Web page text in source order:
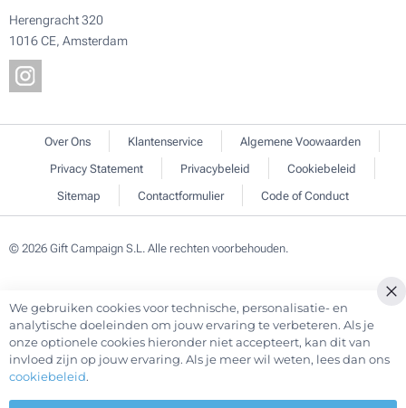
Herengracht 320
1016 CE, Amsterdam
Over Ons Klantenservice
Algemene Voowaarden
Privacy Statement
Privacybeleid
Cookiebeleid
Sitemap
Contactformulier Code of Conduct
© 2026 Gift Campaign S.L. Alle rechten voorbehouden.
We gebruiken cookies voor technische, personalisatie- en
analytische doeleinden om jouw ervaring te verbeteren. Als je
onze optionele cookies hieronder niet accepteert, kan dit van
invloed zijn op jouw ervaring. Als je meer wil weten, lees dan ons
cookiebeleid.